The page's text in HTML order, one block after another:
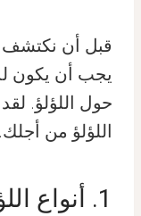
قبل أن نكتشف
يجب أن يكون
اللؤلؤ من أجلك.
1. أنواع اللؤلؤ - نقطة البداية